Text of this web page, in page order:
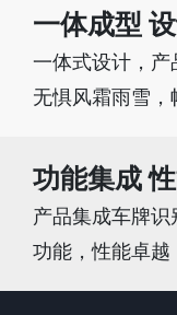
一体成型
一体式设计，产
无惧风霜雨雪，
功能集成
产品集成车牌
功能，性能卓越